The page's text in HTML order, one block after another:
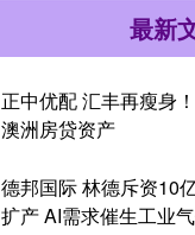
最新
正中优配 汇丰再瘦身
澳洲房贷资产
德邦国际 林德斥资10
扩产 AI需求催生工业